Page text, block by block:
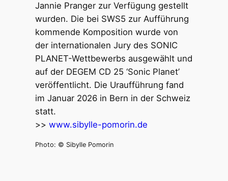
Jannie Pranger zur Verfügung gestellt
wurden. Die bei SWS5 zur Aufführung
kommende Komposition wurde von
der internationalen Jury des SONIC
PLANET-Wettbewerbs ausgewählt und
auf der DEGEM CD 25 ‘Sonic Planet’
veröffentlicht. Die Uraufführung fand
im Januar 2026 in Bern in der Schweiz
statt.
>>www.sibylle-pomorin.de
Photo: © Sibylle Pomorin